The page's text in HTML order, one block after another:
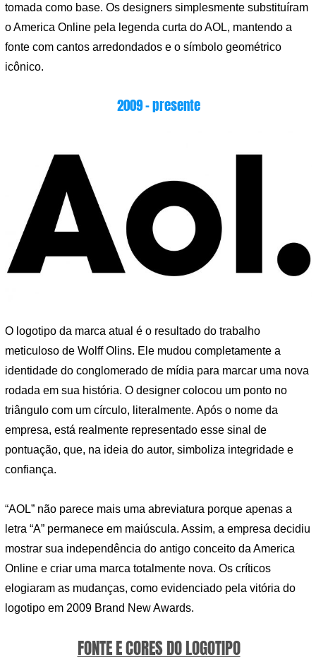
tomada como base. Os designers simplesmente substituíram
o America Online pela legenda curta do AOL, mantendo a
fonte com cantos arredondados e o símbolo geométrico
icônico.
2009 – presente
O logotipo da marca atual é o resultado do trabalho
meticuloso de Wolff Olins. Ele mudou completamente a
identidade do conglomerado de mídia para marcar uma nova
rodada em sua história. O designer colocou um ponto no
triângulo com um círculo, literalmente. Após o nome da
empresa, está realmente representado esse sinal de
pontuação, que, na ideia do autor, simboliza integridade e
confiança.
“AOL” não parece mais uma abreviatura porque apenas a
letra “A” permanece em maiúscula. Assim, a empresa decidiu
mostrar sua independência do antigo conceito da America
Online e criar uma marca totalmente nova. Os críticos
elogiaram as mudanças, como evidenciado pela vitória do
logotipo em 2009 Brand New Awards.
FONTE E CORES DO LOGOTIPO